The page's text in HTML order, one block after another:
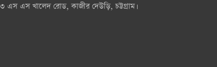
এস এস খালেদ রোড, কাজীর দেউড়ি, চট্টগ্রাম।